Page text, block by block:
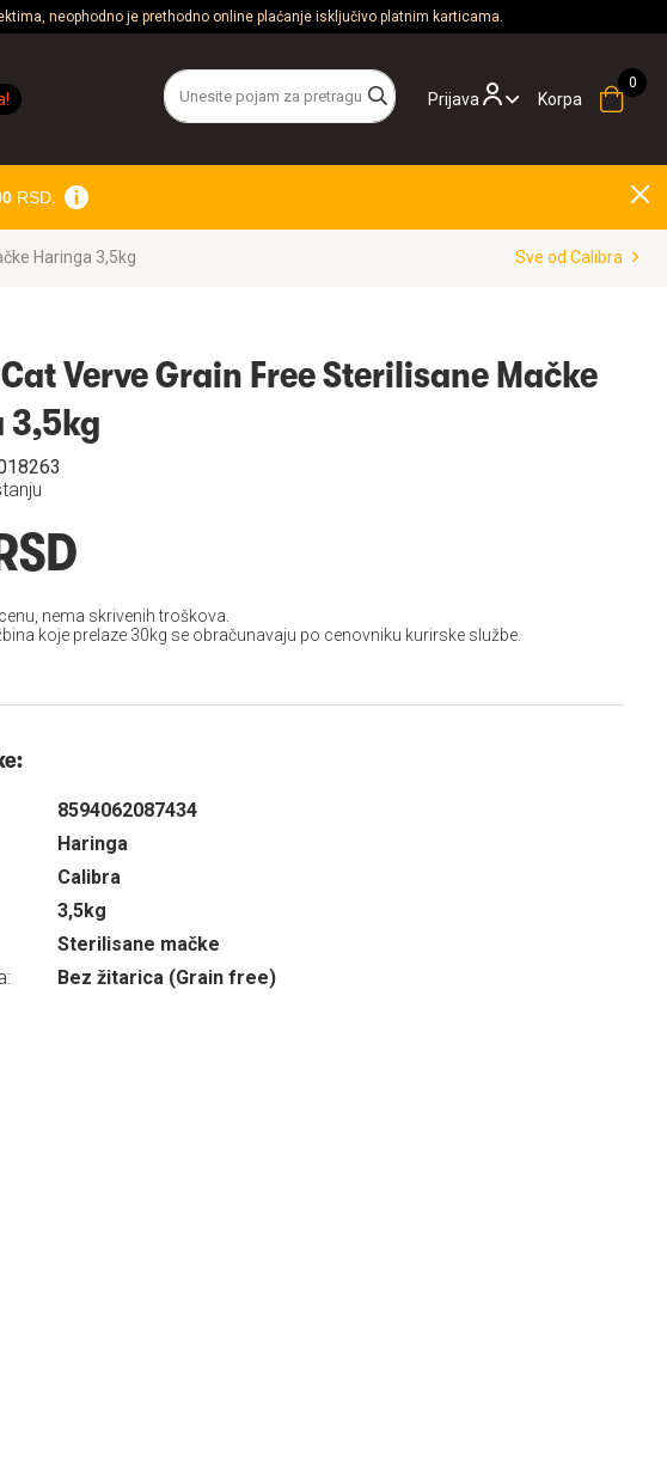
neophodno je prethodno online plaćanje isključivo platnim karticama.
Prijava Korpa
RSD.
Haringa 3,5kg Sve od Calibra
Verve Grain Free Sterilisane Mačke
3,5kg
nema skrivenih troškova.
koje prelaze 30kg se obračunavaju po cenovniku kurirske službe.
8594062087434
Haringa
Calibra
3,5kg
Sterilisane mačke
Bez žitarica (Grain free)